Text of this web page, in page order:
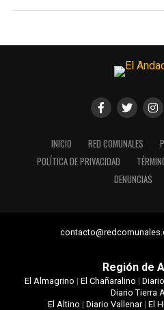
INICIO RED COMUNALES
POLÍTICA DE PRIVACIDAD
DENUNCIAS
Región de
El Almagrino | El Chañaralino |
Diario Tierra
El Altino | Diario Vallenar| El